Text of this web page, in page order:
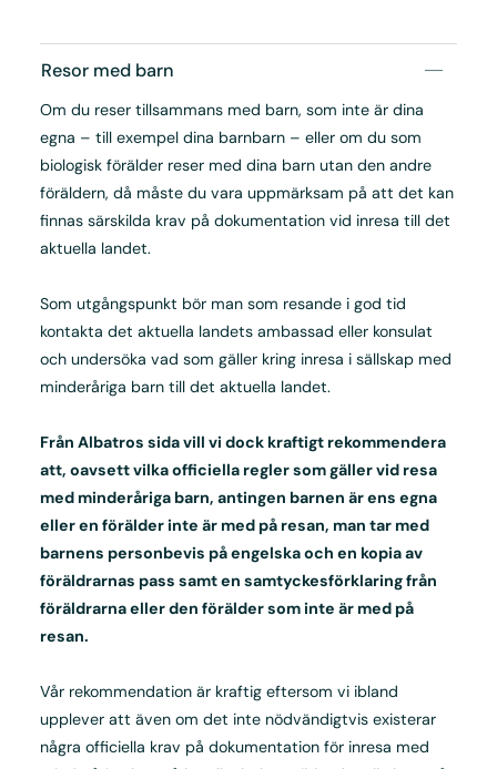
Resor med barn
Om du reser tillsammans med barn, som inte är dina
egna – till exempel dina barnbarn – eller om du som
biologisk förälder reser med dina barn utan den andre
föräldern, då måste du vara uppmärksam på att det kan
finnas särskilda krav på dokumentation vid inresa till det
aktuella landet.
Som utgångspunkt bör man som resande i god tid
kontakta det aktuella landets ambassad eller konsulat
och undersöka vad som gäller kring inresa i sällskap med
minderåriga barn till det aktuella landet.
Från Albatros sida vill vi dock kraftigt rekommendera
att, oavsett vilka officiella regler som gäller vid resa
med minderåriga barn, antingen barnen är ens egna
eller en förälder inte är med på resan, man tar med
barnens personbevis på engelska och en kopia av
föräldrarnas pass samt en samtyckesförklaring från
föräldrarna eller den förälder som inte är med på
resan.
Vår rekommendation är kraftig eftersom vi ibland
upplever att även om det inte nödvändigtvis existerar
några officiella krav på dokumentation för inresa med